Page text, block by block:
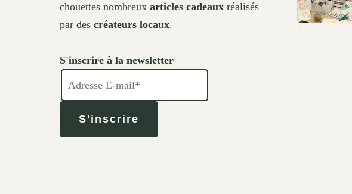
chouettes nombreux articles cadeaux réalisés
par des créateurs locaux.
S'inscrire à la newsletter